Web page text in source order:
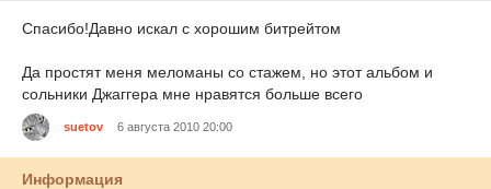
Спасибо!Давно искал с хорошим битрейтом
Да простят меня меломаны со стажем, но этот альбом и
сольники Джаггера мне нравятся больше всего
suetov 6 августа 2010 20:00
Информация